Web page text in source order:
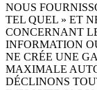
NOUS
TEL QUEL » ET
CONCERNANT
INFORMATION
NE CRÉE UNE
MAXIMALE
DÉCLINONS